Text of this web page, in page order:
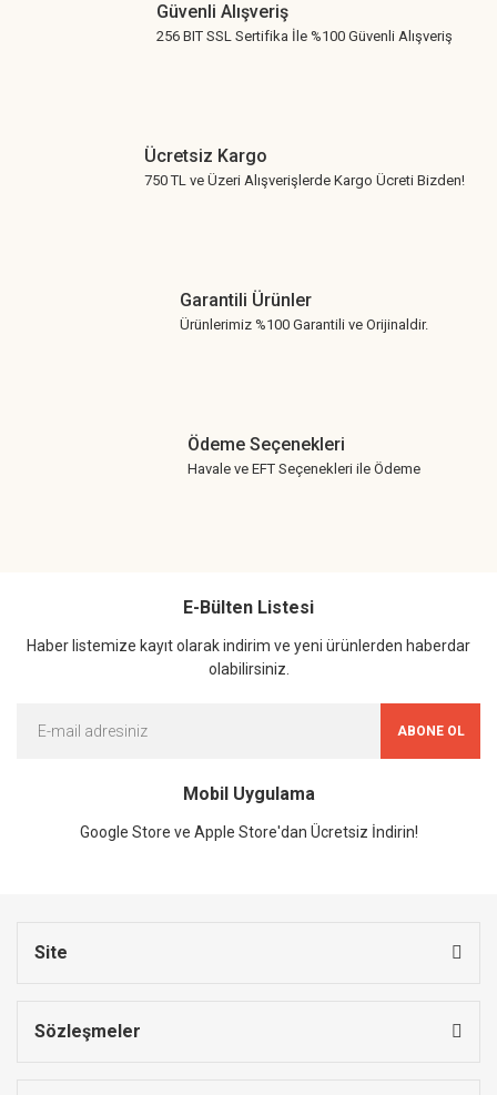
Güvenli Alışveriş
256 BIT SSL Sertifika İle %100 Güvenli Alışveriş
Ücretsiz Kargo
750 TL ve Üzeri Alışverişlerde Kargo Ücreti Bizden!
Garantili Ürünler
Ürünlerimiz %100 Garantili ve Orijinaldir.
Ödeme Seçenekleri
Havale ve EFT Seçenekleri ile Ödeme
E-Bülten Listesi
Haber listemize kayıt olarak indirim ve yeni ürünlerden haberdar
olabilirsiniz.
ABONE OL
Mobil Uygulama
Google Store ve Apple Store'dan Ücretsiz İndirin!
Site
Sözleşmeler